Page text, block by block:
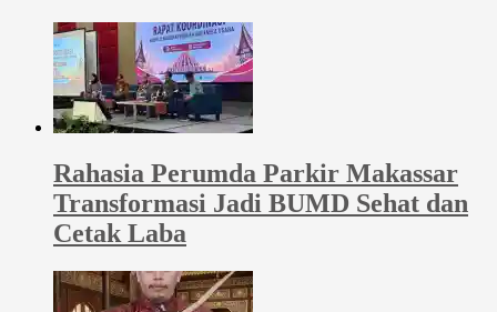
Rahasia Perumda Parkir Makassar
Transformasi Jadi BUMD Sehat dan
Cetak Laba